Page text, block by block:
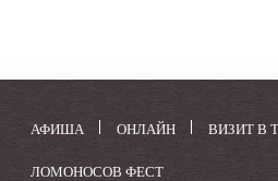
АФИША ОНЛАЙН ВИЗИТ В
ЛОМОНОСОВ ФЕСТ